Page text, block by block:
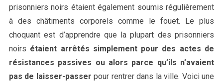
prisonniers noirs étaient également soumis régulièrement
à des châtiments corporels comme le fouet. Le plus
choquant est d’apprendre que la plupart des prisonniers
noirs étaient arrêtés simplement pour des actes de
résistances passives ou alors parce qu’ils n’avaient
pas de laisser-passer pour rentrer dans la ville. Voici une